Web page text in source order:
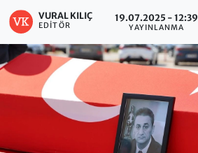
VURAL KILIÇ
EDITÖR
19.07.2025 - 12:39
YAYINLANMA
Son Dakika Haberleri
Haber Arşivi